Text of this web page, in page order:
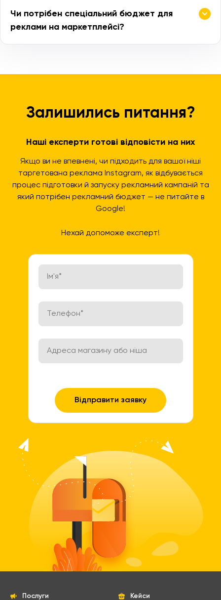
Чи потрібен спеціальний бюджет для
реклами на маркетплейсі?
Залишились питання?
Наші експерти готові відповісти на них
Якщо ви не впевнені, чи підходить для вашої ніші
таргетована реклама Instagram, як відбувається
процес підготовки й запуску рекламний кампаній та
який потрібен рекламний бюджет — не питайте в
Google!
Нехай допоможе експерт!
Послуги Кейси